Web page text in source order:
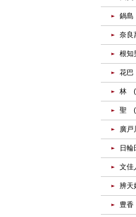
鍋
奈
根
花
林 (
聖 (
廣
日
文佳
辨天
豊